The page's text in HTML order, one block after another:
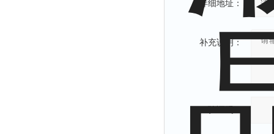
详细地址：
补充说明：